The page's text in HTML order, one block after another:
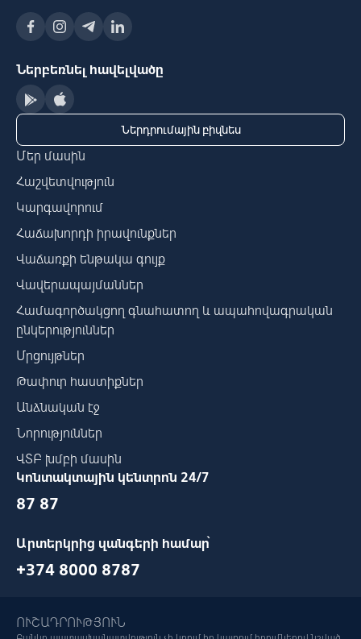
Ներբեռնել հավելվածը
Ներդրումային բիզնես
Մեր մասին
Հաշվետվություն
Կարգավորում
Հաճախորդի իրավունքներ
Վաճառքի ենթակա գույք
Վավերապայմաններ
Համագործակցող գնահատող և ապահովագրական
ընկերություններ
Մրցույթներ
Թափուր հաստիքներ
Անձնական էջ
Նորություններ
ՎՏԲ խմբի մասին
Կոնտակտային կենտրոն 24/7
87 87
Արտերկրից զանգերի համար՝
+374 8000 8787
ՈՒՇԱԴՐՈՒԹՅՈՒՆ